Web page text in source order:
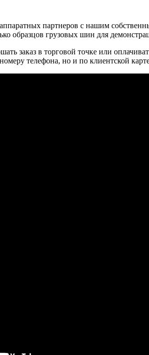
партнеров с нашим
образцов грузовых шин для
заказ в торговой точке или
телефона, но и по клиентской